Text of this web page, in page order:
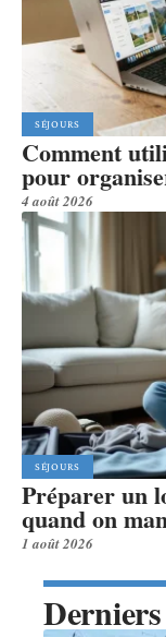
SÉJOURS
Comment
pour
4 août 2026
SÉJOURS
Préparer un
quand on
1 août 2026